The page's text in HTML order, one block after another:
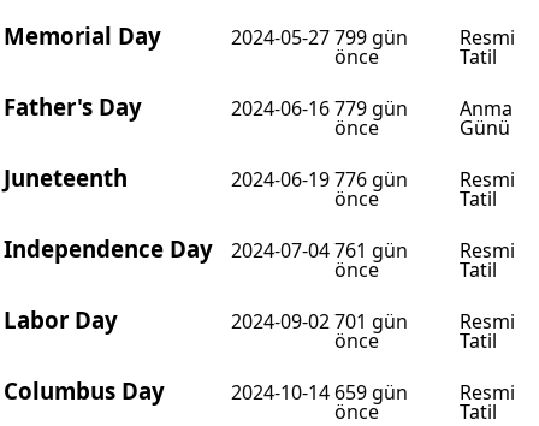
Memorial Day 2024-05-27799 gün
önce
Resmi
Tatil
Father's Day 2024-06-16779 gün
önce
Anma
Günü
Juneteenth 2024-06-19776 gün
önce
Resmi
Tatil
Independence Day 2024-07-04761 gün
önce
Resmi
Tatil
Labor Day 2024-09-02701 gün
önce
Resmi
Tatil
Columbus Day 2024-10-14 659 gün
önce
Resmi
Tatil